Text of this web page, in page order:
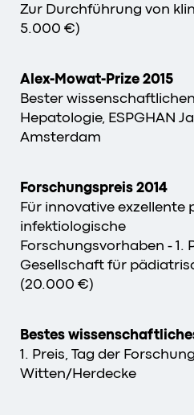
Zur Durchführung von
5.000 €)
Alex-Mowat-Prize 2015
Bester
Hepatologie, ESPGHAN
Amsterdam
Forschungspreis 2014
Für innovative exzellente
infektiologische
Forschungsvorhaben - 1.
Gesellschaft für
(20.000 €)
Bestes
1. Preis, Tag der
Witten/Herdecke